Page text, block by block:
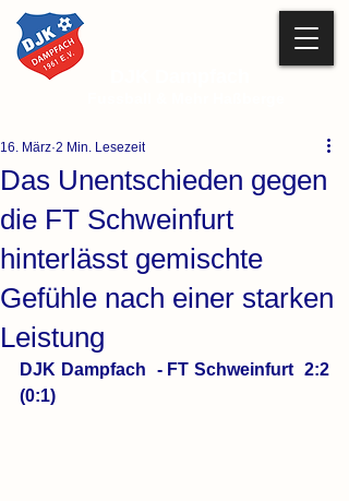
Das Unentschieden gegen
die FT Schweinfurt
hinterlässt gemischte
Gefühle nach einer starken
Leistung
16. März 2 Min. Lesezeit
DJK Dampfach  - FT Schweinfurt  2:2
(0:1)